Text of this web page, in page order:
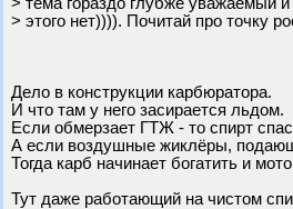
> этого нет)))). Почитай про точку
Дело в конструкции карбюратора.
И что там у него засирается льдом.
Если обмерзает ГТЖ - то спирт
А если воздушные жиклёры,
Тогда карб начинает богатить и
Тут даже работающий на чистом